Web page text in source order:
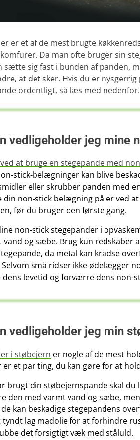
er et af de mest brugte
Da man ofte bruger sin
sætte sig fast i bunden af panden,
at det sker. Hvis du er
ordentligt, så læs med nedenfor.
vedligeholder jeg mine
at bruge en stegepande med
stick-belægninger kan blive
eller skrubber panden med
din non-stick belægning på er ved
før du bruger den første gang.
non-stick stegepander i
vand og sæbe. Brug kun redskaber
da metal kan kradse
Selvom små ridser ikke ødelægger
levetid og forværre dens non-
vedligeholder jeg min
i støbejern er nogle af de mest
er et par ting, du kan gøre for at
brugt din støbejernspande skal du
den med varmt vand og sæbe,
kan beskadige stegepandens
lag madolie for at forhindre
det forsigtigt væk med ståluld.